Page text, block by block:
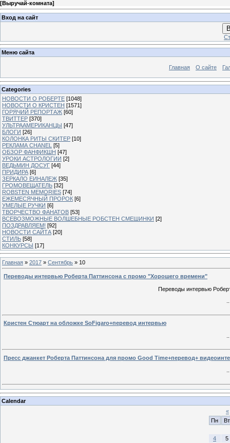
[Выручай-комната]
Вход на сайт
Меню сайта
Главная О сайте
Categories
НОВОСТИ О РОБЕРТЕ [1048]
НОВОСТИ О КРИСТЕН [1571]
ГОРЯЧИЙ РЕПОРТАЖ [60]
ТВИТТЕР [370]
УЛЬТРААМЕРИКАНЦЫ [47]
БЛОГИ [26]
КОЛОНКА РИТЫ СКИТЕР [10]
РЕКЛАМА CHANEL [5]
ОБЗОР ФАНФИКШН [47]
УРОКИ АСТРОЛОГИИ [2]
ВЕДЬМИН ДОСУГ [44]
ПРИДИРА [6]
ЗЕРКАЛО ЕИНАЛЕЖ [35]
ГРОМОВЕЩАТЕЛЬ [32]
ROBSTEN MEMORIES [74]
ЕЖЕМЕСЯЧНЫЙ ПРОРОК [6]
УМЕЛЫЕ РУЧКИ [6]
ТВОРЧЕСТВО ФАНАТОВ [53]
ВСЕВОЗМОЖНЫЕ ВОЛШЕБНЫЕ РОБСТЕН СМЕШИНКИ [2]
ПОЗДРАВЛЯЕМ! [92]
НОВОСТИ САЙТА [20]
СТИЛЬ [58]
КОНКУРСЫ [17]
Главная » 2017 » Сентябрь » 10
Переводы интервью Роберта Паттинсона с промо "Хорошего времени"
Переводы интервью
Кристен Стюарт на обложке SoFigaro+перевод интервью
Пресс джанкет Роберта Паттинсона для промо Good Time+перевод+
Calendar
«
Пн
Вт
4
5